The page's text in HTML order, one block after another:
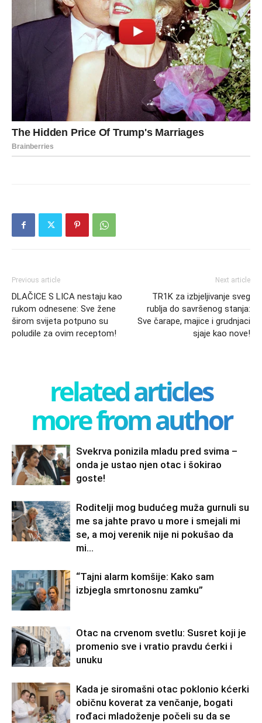
Previous article
DLAČICE S LICA nestaju kao
rukom odnesene: Sve žene
širom svijeta potpuno su
poludile za ovim receptom!
Next article
TR1K za izbjeljivanje sveg
rublja do savršenog stanja:
Sve čarape, majice i grudnjaci
sjaje kao nove!
related articles
more from author
Svekrva ponizila mladu pred svima –
onda je ustao njen otac i šokirao
goste!
Roditelji mog budućeg muža gurnuli su
me sa jahte pravo u more i smejali mi
se, a moj verenik nije ni pokušao da
mi...
“Tajni alarm komšije: Kako sam
izbjegla smrtonosnu zamku”
Otac na crvenom svetlu: Susret koji je
promenio sve i vratio pravdu ćerki i
unuku
Kada je siromašni otac poklonio kćerki
običnu koverat za venčanje, bogati
rođaci mladoženje počeli su da se